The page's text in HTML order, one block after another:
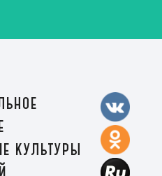
культуры